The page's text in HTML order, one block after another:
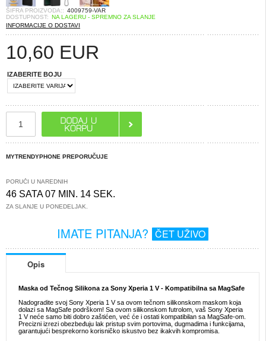
ŠIFRA PROIZVODA:: 4009759-VAR
DOSTUPNOST: NA LAGERU - SPREMNO ZA SLANJE
INFORMACIJE O DOSTAVI
10,60 EUR
IZABERITE BOJU
MYTRENDYPHONE PREPORUČUJE
PORUČI U NAREDNIH
46 SATA 07 MIN. 13 SEK.
ZA SLANJE U PONEDELJAK.
IMATE PITANJA? ČET UŽIVO
Opis
Maska od Tečnog Silikona za Sony Xperia 1 V - Kompatibilna sa MagSafe
Nadogradite svoj Sony Xperia 1 V sa ovom tečnom silikonskom maskom koja
dolazi sa MagSafe podrškom! Sa ovom silikonskom futrolom, vaš Sony Xperia
1 V neće samo biti dobro zaštićen, već će i ostati kompatibilan sa MagSafe-om.
Precizni izrezi obezbeđuju lak pristup svim portovima, dugmadima i funkcijama,
garantujući besprekorno korisničko iskustvo bez ikakvih kompromisa.